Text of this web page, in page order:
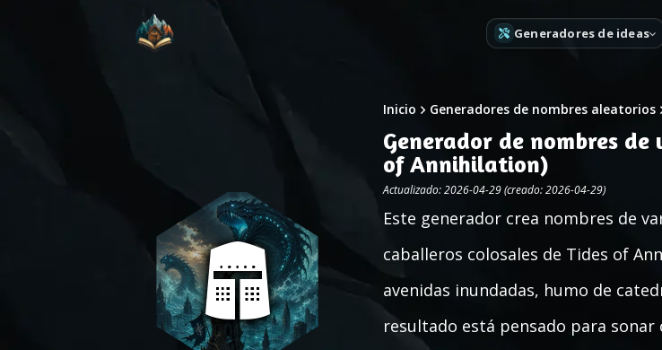
Generadores de ideas
Inicio Generadores de nombres aleatorios
Generador de nombres
of Annihilation)
Actualizado: 2026-04-29 (creado: 2026-04-29)
Este generador crea nombres de
caballeros colosales de Tides of
avenidas inundadas, humo de
resultado está pensado para